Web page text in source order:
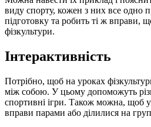
виду спорту, кожен з них все одно
підготовку та робить ті ж вправи,
фізкультури.
Інтерактивність
Потрібно, щоб на уроках
між собою. У цьому допоможуть
спортивні ігри. Також можна, щоб
вправи парами або ділилися на